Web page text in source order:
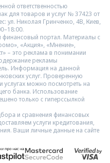
ответственностью
для товаров и услуг № 37423 от
ул. Николая Гринченко, 4В, Киев,
портал. Материалы с
«Акция», «Мнение»,
– это реклама в понимании
рекламы
Информация на данной
услуг. Проверенную
можно посмотреть на
банка. Использование
только с гиперссылкой
и сравнения финансовых
услуги кредитования,
Ваши личные данные на сайте